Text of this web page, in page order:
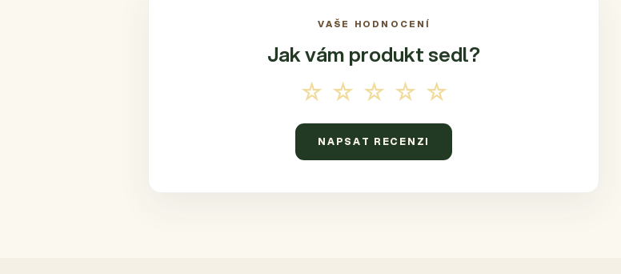
VAŠE HODNOCENÍ
Jak vám produktsedl?
☆☆☆☆☆
NAPSAT RECENZI